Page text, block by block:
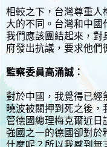
相較之下，台灣尊重人
大的不同。台灣和中國
我們應該團結起來，對
府發出抗議，要求他們
監察委員高涌誠：
對於中國，我覺得已經
曉波被關押到死之後
管德國總理梅克爾近日
強國之一的德國卻對於